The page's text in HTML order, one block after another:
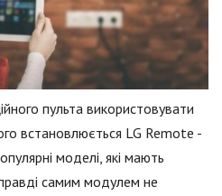
пульта використовувати
встановлюється LG Remote -
моделі, які мають
самим модулем не